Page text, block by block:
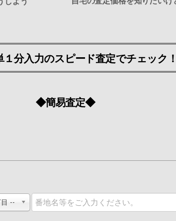
１分入力のスピード査定でチェック！
◆簡易査定◆